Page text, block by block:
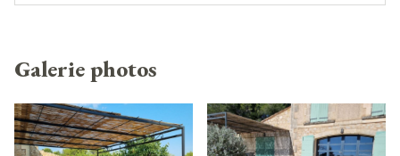
Galerie photos